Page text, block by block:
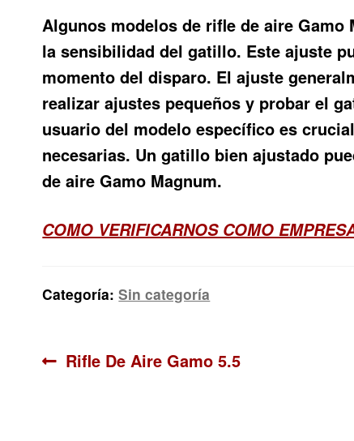
Algunos modelos de rifle de aire
la sensibilidad del gatillo. Este ajuste
momento del disparo. El ajuste
realizar ajustes pequeños y probar el
usuario del modelo específico es
necesarias. Un gatillo bien ajustado
de aire Gamo Magnum.
COMO VERIFICARNOS COMO
Categoría:Sin categoría
Navegación
Anterior:
Rifle De Aire Gamo 5.5